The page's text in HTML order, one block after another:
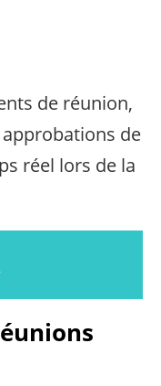
de réunion,
de
réel lors de la